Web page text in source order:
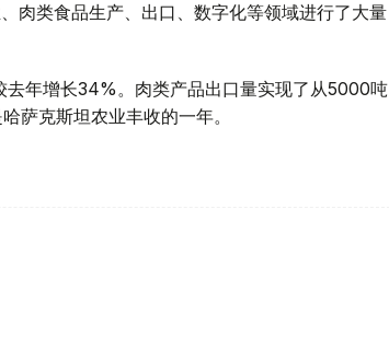
肉类食品生产、出口、数字化等领域进行了大量
年增长34%。肉类产品出口量实现了从5000吨
萨克斯坦农业丰收的一年。